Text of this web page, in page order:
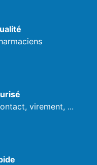
virement, ...